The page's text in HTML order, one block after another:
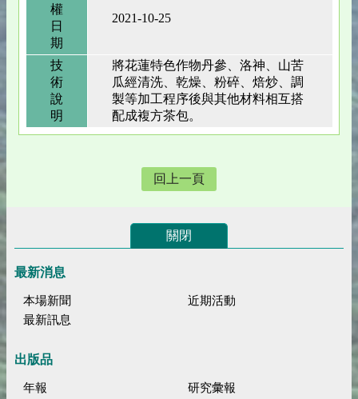
權
日
期
2021-10-25
技
術
說
明
將花蓮特色作物丹參、洛神、山苦
瓜經清洗、乾燥、粉碎、焙炒、調
製等加工程序後與其他材料相互搭
配成複方茶包。
回上一頁
關閉
最新消息
本場新聞
近期活動
最新訊息
出版品
年報
研究彙報